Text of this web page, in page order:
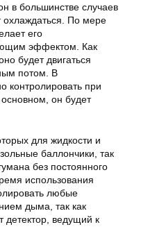
в большинстве случаев
охлаждаться. По мере
его
эффектом. Как
будет двигаться
потом. В
контролировать при
он будет
для жидкости и
баллончики, так
без постоянного
использования
любые
дыма, так как
детектор, ведущий к